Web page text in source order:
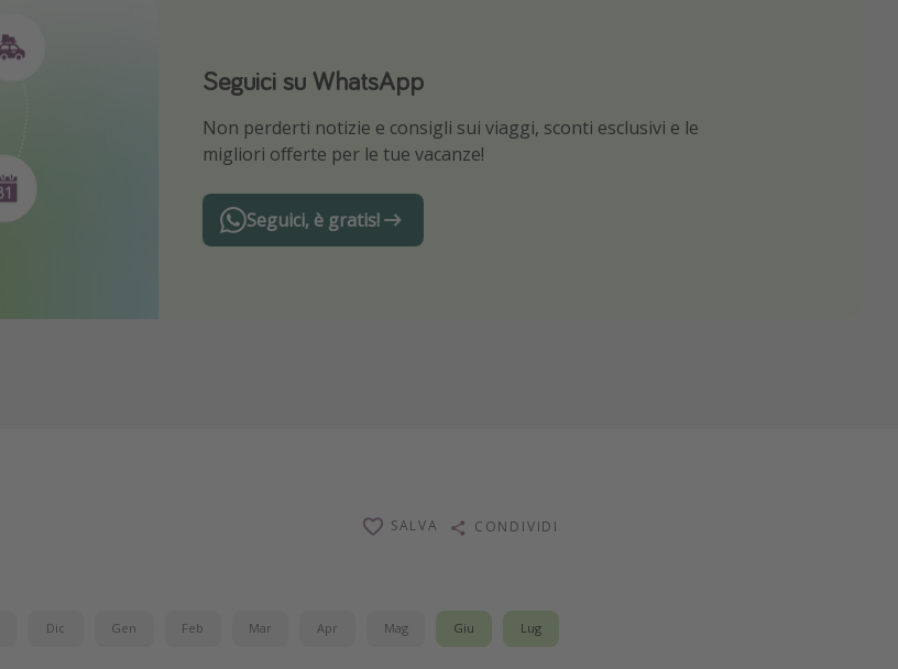
Seguici su WhatsApp
Non perderti notizie e consigli sui viaggi, sconti esclusivi e le
migliori offerte per le tue vacanze!
Seguici, è gratis!
Scarica la nostra App
Sii il primo a conoscere le migliori offerte di viaggio
SALVA CONDIVIDI
Dic Gen Feb Mar Apr Mag Giu Lug